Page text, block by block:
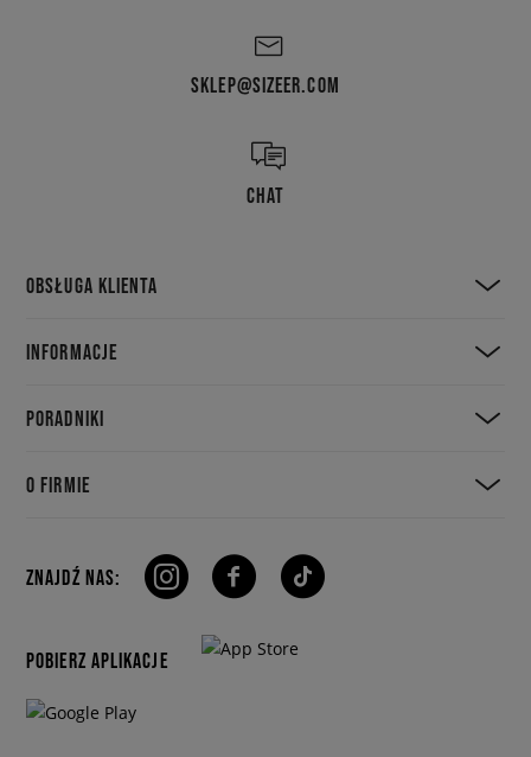
SKLEP@SIZEER.COM
CHAT
OBSŁUGA KLIENTA
INFORMACJE
PORADNIKI
O FIRMIE
ZNAJDŹ NAS:
POBIERZ APLIKACJE